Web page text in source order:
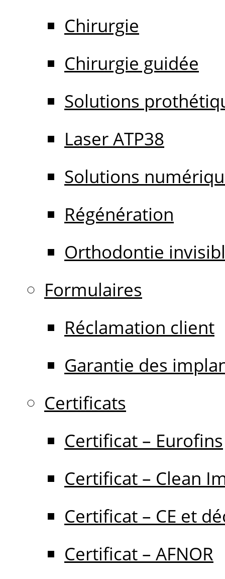
Chirurgie
Chirurgie guidée
Solutions
Laser ATP38
Solutions
Régénération
Orthodontie
Formulaires
Réclamation client
Garantie des
Certificats
Certificat – Eurofins
Certificat – Clean
Certificat – CE et
Certificat – AFNOR